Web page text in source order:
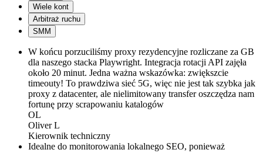
Wiele kont
Arbitraż ruchu
SMM
W końcu porzuciliśmy proxy rezydencyjne rozliczane za GB
dla naszego stacka Playwright. Integracja rotacji API zajęła
około 20 minut. Jedna ważna wskazówka: zwiększcie
timeouty! To prawdziwa sieć 5G, więc nie jest tak szybka jak
proxy z datacenter, ale nielimitowany transfer oszczędza nam
fortunę przy scrapowaniu katalogów
OL
Oliver L
Kierownik techniczny
Idealne do monitorowania lokalnego SEO, ponieważ